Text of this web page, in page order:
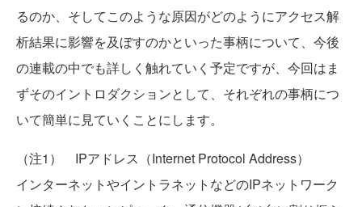
るのか、そしてこのような原因がどのようにアクセス解
析結果に影響を及ぼすのかといった事柄について、今後
の連載の中でも詳しく触れていく予定ですが、今回はま
ずそのイントロダクションとして、それぞれの事柄につ
いて簡単に見ていくことにします。
（注1） IPアドレス（Internet Protocol Address）
インターネットやイントラネットなどのIPネットワーク